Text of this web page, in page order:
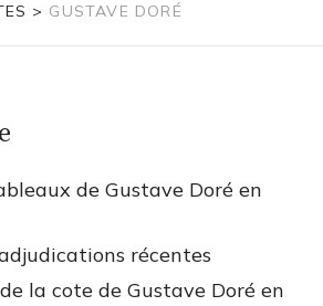
> GUSTAVE DORÉ
de Gustave Doré en
récentes
la cote de Gustave Doré en